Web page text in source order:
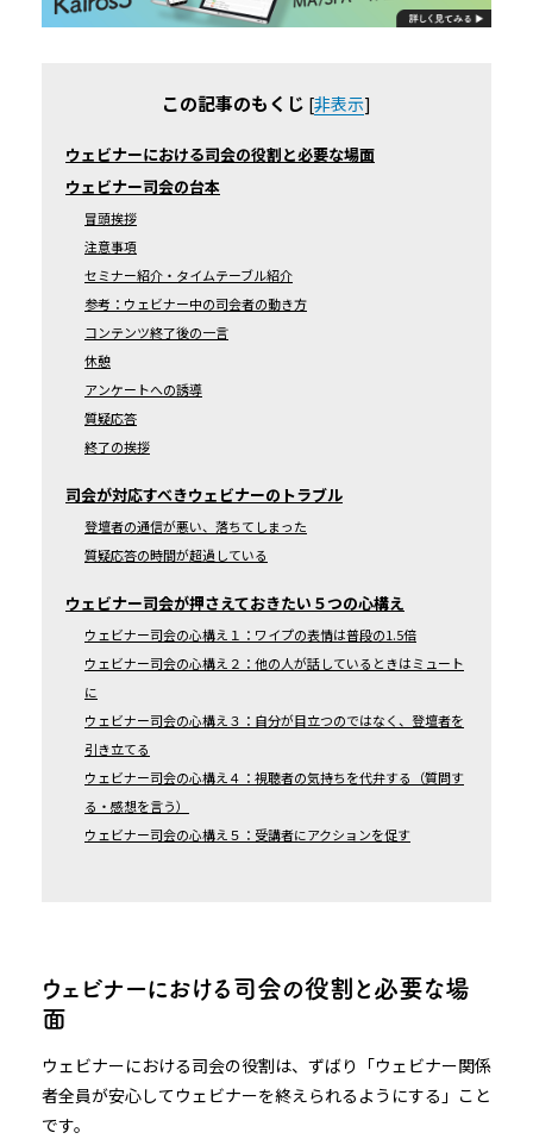
この記事のもくじ [非表示]
ウェビナーにおける司会の役割と必要な場面
ウェビナー司会の台本
冒頭挨拶
注意事項
セミナー紹介・タイムテーブル紹介
参考：ウェビナー中の司会者の動き方
コンテンツ終了後の一言
休憩
アンケートへの誘導
質疑応答
終了の挨拶
司会が対応すべきウェビナーのトラブル
登壇者の通信が悪い、落ちてしまった
質疑応答の時間が超過している
ウェビナー司会が押さえておきたい５つの心構え
ウェビナー司会の心構え１：ワイプの表情は普段の1.5倍
ウェビナー司会の心構え２：他の人が話しているときはミュート
に
ウェビナー司会の心構え３：自分が目立つのではなく、登壇者を
引き立てる
ウェビナー司会の心構え４：視聴者の気持ちを代弁する（質問す
る・感想を言う）
ウェビナー司会の心構え５：受講者にアクションを促す
ウェビナーにおける司会の役割と必要な場
面
ウェビナーにおける司会の役割は、ずばり「ウェビナー関係
者全員が安心してウェビナーを終えられるようにする」こと
です。